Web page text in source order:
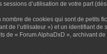
d’utilisation de votre part
de cookies qui sont de petits
de l’utilisateur ») et un identifiant
« Forum AlphaDxD », archivant